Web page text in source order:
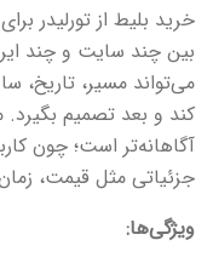
خرید بلیط از تورلیدر
بین چند سایت و چند
می‌تواند مسیر، تاریخ،
کند و بعد تصمیم
آگاهانه‌تر است؛ چون
جزئیاتی مثل قیمت،
ویژگی‌ها: